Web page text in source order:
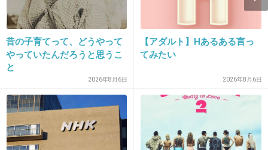
15. 匿名2013/08/14(水) 16:19:15
うるせー！！！
クレーマーか！
昔の子育てって、どうやって
やっていたんだろうと思うこ
と
2026年8月6日
【アダルト】Hあるある言っ
てみたい
2026年8月6日